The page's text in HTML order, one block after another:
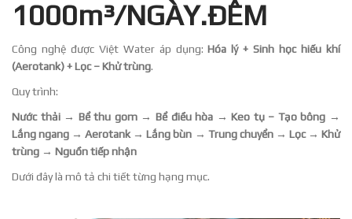
1000m³/NGÀY.ĐÊM
Công nghệ được Việt Water áp dụng:Hóa lý + Sinh học hiếu khí
(Aerotank) + Lọc – Khử trùng.
Quy trình:
Nước thải → Bể thu gom → Bể điều hòa → Keo tụ – Tạo bông →
Lắng ngang → Aerotank → Lắng bùn → Trung chuyển → Lọc → Khử
trùng → Nguồn tiếp nhận
Dưới đây là mô tả chi tiết từng hạng mục.